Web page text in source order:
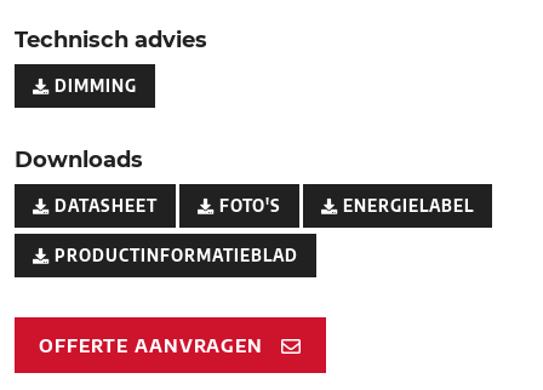
Technisch advies
DIMMING
Downloads
DATASHEET FOTO'S ENERGIELABEL
PRODUCTINFORMATIEBLAD
OFFERTE AANVRAGEN